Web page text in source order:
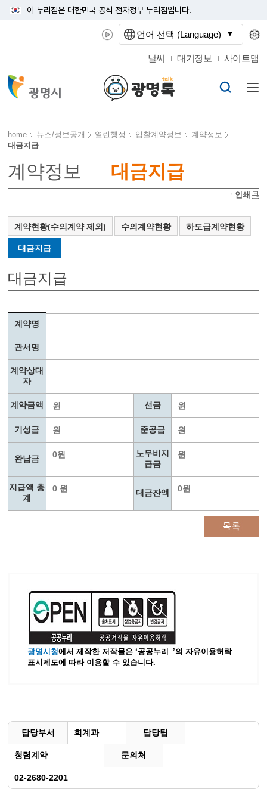
이 누리집은 대한민국 공식 전자정부 누리집입니다.
날씨 대기정보 사이트맵
home 뉴스/정보공개 열린행정 입찰계약정보
계약정보
대금지급
계약정보 대금지급
ㆍ인쇄
계약현황(수의계약 제외) 수의계약현황 하도급계약현황
대금지급
대금지급
계약명
관서명
계약상대
자
계약금액 원 선금 원
기성금 원 준공금 원
완납금 0원
노무비지
급금
원
지급액 총
계
0 원 대금잔액 0원
광명시청에서 제작한 저작물은 ‘공공누리_’의 자유이용허락
표시제도에 따라 이용할 수 있습니다.
담당부서 회계과 담당팀
청렴계약 문의처
02-2680-2201
언어 선택 (Language)